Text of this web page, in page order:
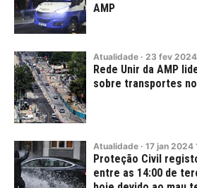
AMP
Atualidade · 23 fev 2024
Rede Unir da AMP
sobre transportes
Atualidade · 17 jan 2024
Proteção Civil
entre as 14:00 de